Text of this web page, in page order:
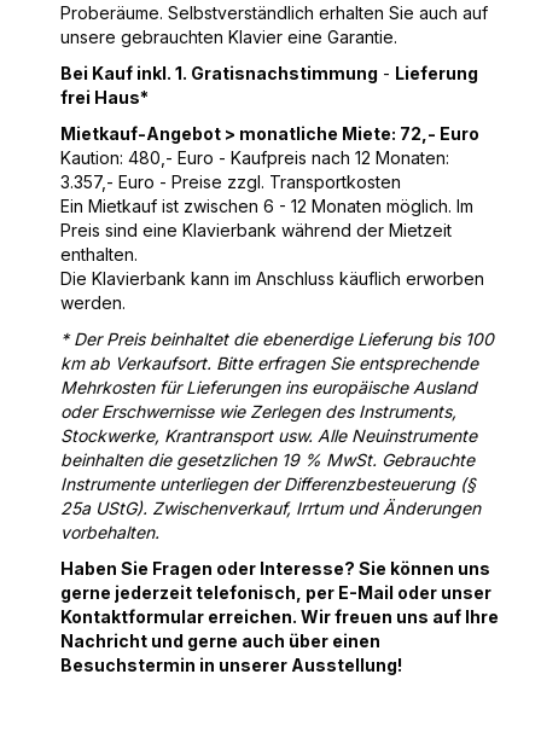
Proberäume. Selbstverständlich erhalten Sie auch auf
unsere gebrauchten Klavier eine Garantie.
Bei Kauf inkl. 1. Gratisnachstimmung - Lieferung
frei Haus*
Mietkauf-Angebot > monatliche Miete: 72,- Euro
Kaution: 480,- Euro - Kaufpreis nach 12 Monaten:
3.357,- Euro - Preise zzgl. Transportkosten
Ein Mietkauf ist zwischen 6 - 12 Monaten möglich. Im
Preis sind eine Klavierbank während der Mietzeit
enthalten.
Die Klavierbank kann im Anschluss käuflich erworben
werden.
* Der Preis beinhaltet die ebenerdige Lieferung bis 100
km ab Verkaufsort. Bitte erfragen Sie entsprechende
Mehrkosten für Lieferungen ins europäische Ausland
oder Erschwernisse wie Zerlegen des Instruments,
Stockwerke, Krantransport usw. Alle Neuinstrumente
beinhalten die gesetzlichen 19 % MwSt. Gebrauchte
Instrumente unterliegen der Differenzbesteuerung (§
25a UStG). Zwischenverkauf, Irrtum und Änderungen
vorbehalten.
Haben Sie Fragen oder Interesse? Sie können uns
gerne jederzeit telefonisch, per E-Mail oder unser
Kontaktformular erreichen. Wir freuen uns auf Ihre
Nachricht und gerne auch über einen
Besuchstermin in unserer Ausstellung!